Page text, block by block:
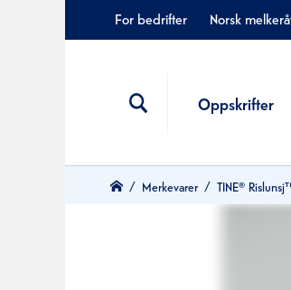
For bedrifter Norsk
Oppskrifter
Merkevarer TINE®